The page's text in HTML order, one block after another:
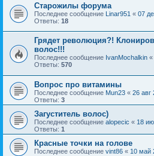
Старожилы форума
Последнее сообщение Linar951 « 07
Ответы: 18
Грядет революция?!
волос!!!
Последнее сообщение IvanMochalkin «
Ответы: 570
Вопрос про витамины
Последнее сообщение Mun23 « 26 авг
Ответы: 3
Загуститель волос)
Последнее сообщение alopecic « 18
Ответы: 1
Красные точки на голове
Последнее сообщение vint86 « 10 май